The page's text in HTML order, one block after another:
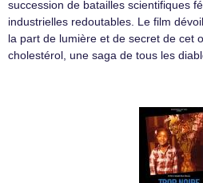
succession de batailles scientifiques
industrielles redoutables. Le film
la part de lumière et de secret de cet
cholestérol, une saga de tous les